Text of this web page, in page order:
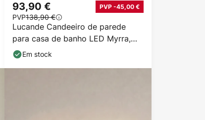
Lucande Candeeiro de parede
para casa de banho LED Myrra,
cromado, vidro, 60
93,90 € PVP -45,00 €
PVP138,90 €
Em stock